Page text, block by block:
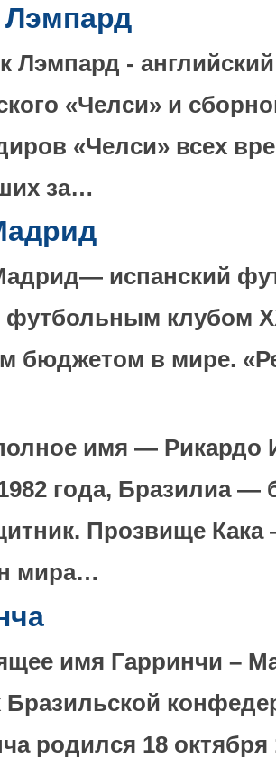
-
«Челси» и
«Челси» всех
за…
испанский
клубом
бюджетом в мире.
имя — Рикардо
года, Бразилиа —
Прозвище
мира…
имя Гарринчи –
Бразильской
родился 18